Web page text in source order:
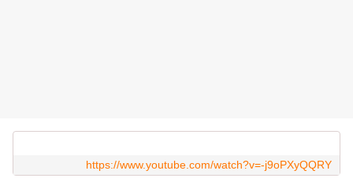
https://www.youtube.com/watch?v=-j9oPXyQQRY